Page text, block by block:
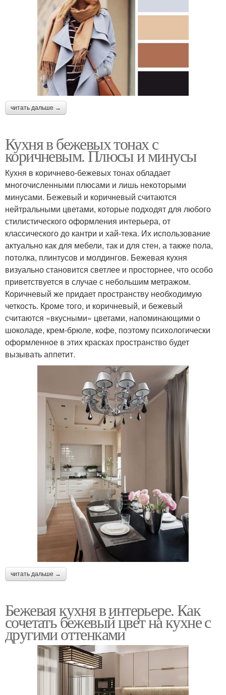
читать дальше →
Кухня в бежевых тонах с
коричневым. Плюсы и минусы
Кухня в коричнево-бежевых тонах обладает
многочисленными плюсами и лишь некоторыми
минусами. Бежевый и коричневый считаются
нейтральными цветами, которые подходят для любого
стилистического оформления интерьера, от
классического до кантри и хай-тека. Их использование
актуально как для мебели, так и для стен, а также пола,
потолка, плинтусов и молдингов. Бежевая кухня
визуально становится светлее и просторнее, что особо
приветствуется в случае с небольшим метражом.
Коричневый же придает пространству необходимую
четкость. Кроме того, и коричневый, и бежевый
считаются «вкусными» цветами, напоминающими о
шоколаде, крем-брюле, кофе, поэтому психологически
оформленное в этих красках пространство будет
вызывать аппетит.
читать дальше →
Бежевая кухня в интерьере. Как
сочетать бежевый цвет на кухне с
другими оттенками